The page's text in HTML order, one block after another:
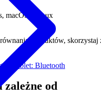
macOS i Linux
produktów, skorzystaj
Bluetooth
od